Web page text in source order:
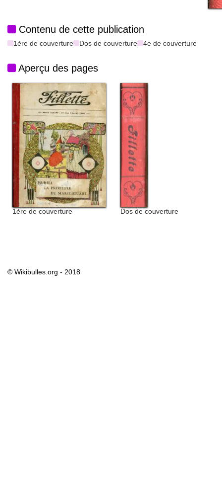
Contenu de cette publication
1ère de couverture Dos de couverture 4e de couverture
Aperçu des pages
1ère de couverture Dos de couverture
© Wikibulles.org - 2018